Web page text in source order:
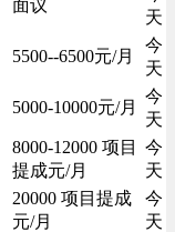
面议
天
5500--6500元/月
今
天
5000-10000元/月
今
天
8000-12000 项目
提成元/月
今
天
20000 项目提成
元/月
今
天